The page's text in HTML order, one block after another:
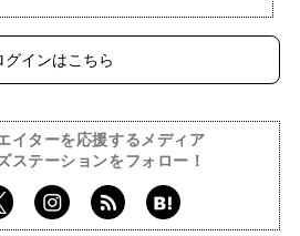
グインはこちら
イターを応援するメディア
ステーションをフォロー！